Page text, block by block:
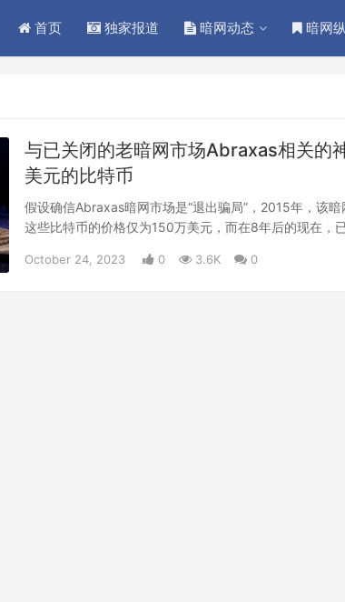
首页 独家报道 暗网动态 暗网
与已关闭的老暗网市场Abraxas相关的
美元的比特币
假设确信Abraxas暗网市场是“退出骗局”，2015年，该暗
这些比特币的价格仅为150万美元，而在8年后的现在，
October 24, 2023 0 3.6K 0